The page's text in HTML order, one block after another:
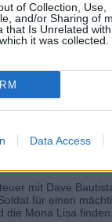
of Collection, Use,
and/or Sharing of
that Is Unrelated
it was collected.
Data Access
mit Dave
für einen
die Mona Lisa finden.
mit Dave
für einen
die Mona Lisa finden.